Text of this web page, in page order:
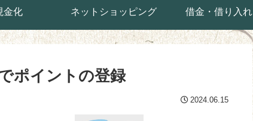
金化 ネットショッピング 借金・借り入れ
ポイントの登録
2024.06.15